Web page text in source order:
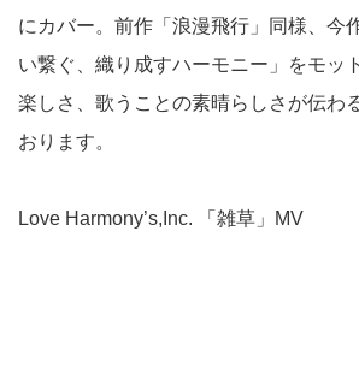
にカバー。前作「浪漫飛行」同様、今
い繋ぐ、織り成すハーモニー」をモッ
楽しさ、歌うことの素晴らしさが伝わ
おります。
Love Harmony’s,Inc. 「雑草」MV